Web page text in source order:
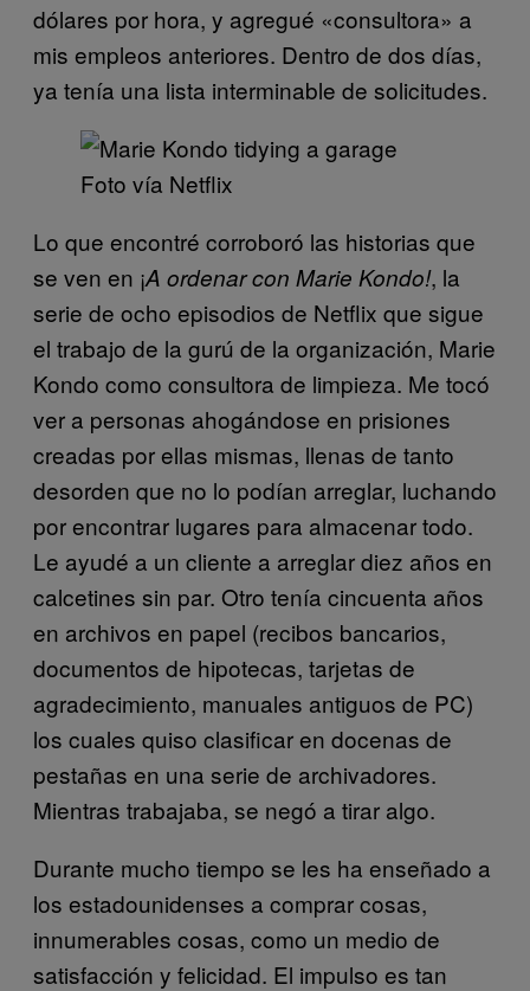
dólares por hora, y agregué «consultora» a
mis empleos anteriores. Dentro de dos días,
ya tenía una lista interminable de solicitudes.
Foto vía Netflix
Lo que encontré corroboró las historias que
se ven en ¡A ordenar con Marie Kondo!, la
serie de ocho episodios de Netflix que sigue
el trabajo de la gurú de la organización, Marie
Kondo como consultora de limpieza. Me tocó
ver a personas ahogándose en prisiones
creadas por ellas mismas, llenas de tanto
desorden que no lo podían arreglar, luchando
por encontrar lugares para almacenar todo.
Le ayudé a un cliente a arreglar diez años en
calcetines sin par. Otro tenía cincuenta años
en archivos en papel (recibos bancarios,
documentos de hipotecas, tarjetas de
agradecimiento, manuales antiguos de PC)
los cuales quiso clasificar en docenas de
pestañas en una serie de archivadores.
Mientras trabajaba, se negó a tirar algo.
Durante mucho tiempo se les ha enseñado a
los estadounidenses a comprar cosas,
innumerables cosas, como un medio de
satisfacción y felicidad. El impulso es tan